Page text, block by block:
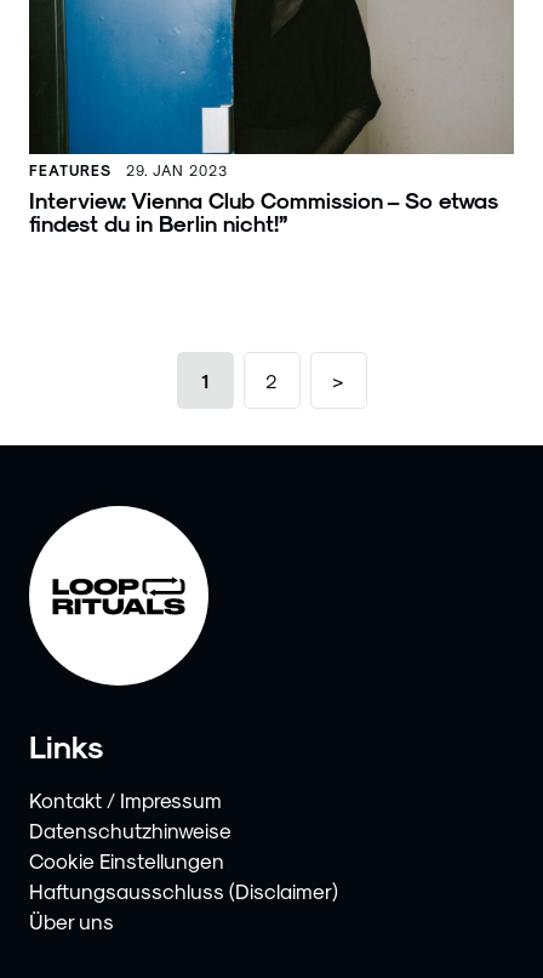
FEATURES 29. JAN 2023
Interview: Vienna Club Commission – So etwas
findest du in Berlin nicht!”
1 2 >
Links
Kontakt / Impressum
Datenschutzhinweise
Cookie Einstellungen
Haftungsausschluss (Disclaimer)
Über uns